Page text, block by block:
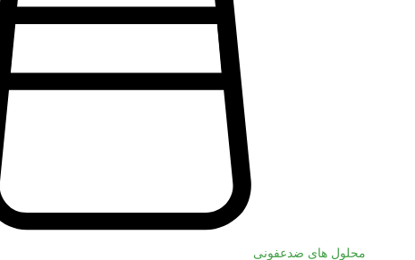
محلول های ضدعفونی